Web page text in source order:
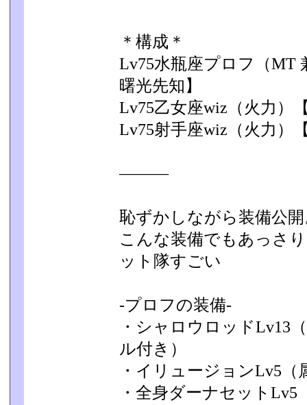
＊構成＊
Lv75水瓶座プロフ（
曙光先知】
Lv75乙女座wiz（火力
Lv75射手座wiz（火力
―――
恥ずかしながら装備公
こんな装備でもあっさ
ット隊すごい
-プロフの装備-
・シャロウロッドLv13
ル付き）
・イリュージョンLv5（
・全身ダーナセット